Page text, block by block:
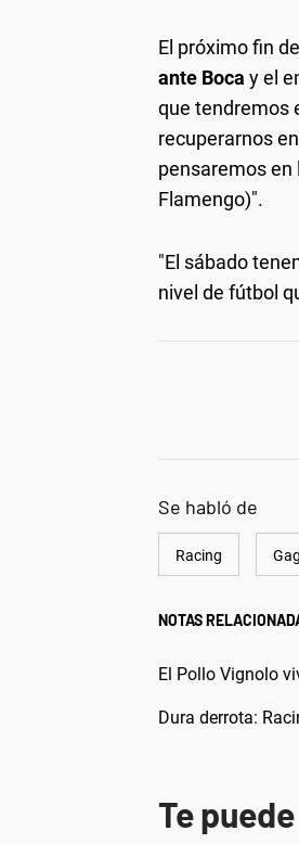
El próximo fin
ante Boca y el
que tendremos
recuperarnos
pensaremos en
Flamengo)".
"El sábado
nivel de fútbol
Se habló de
Racing
NOTAS
El Pollo Vignolo
Dura derrota:
Te